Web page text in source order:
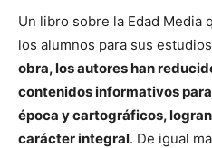
Un libro sobre la Edad Media
los alumnos para sus
obra, los autores han
contenidos informativos
época y cartográficos,
carácter integral. De igual